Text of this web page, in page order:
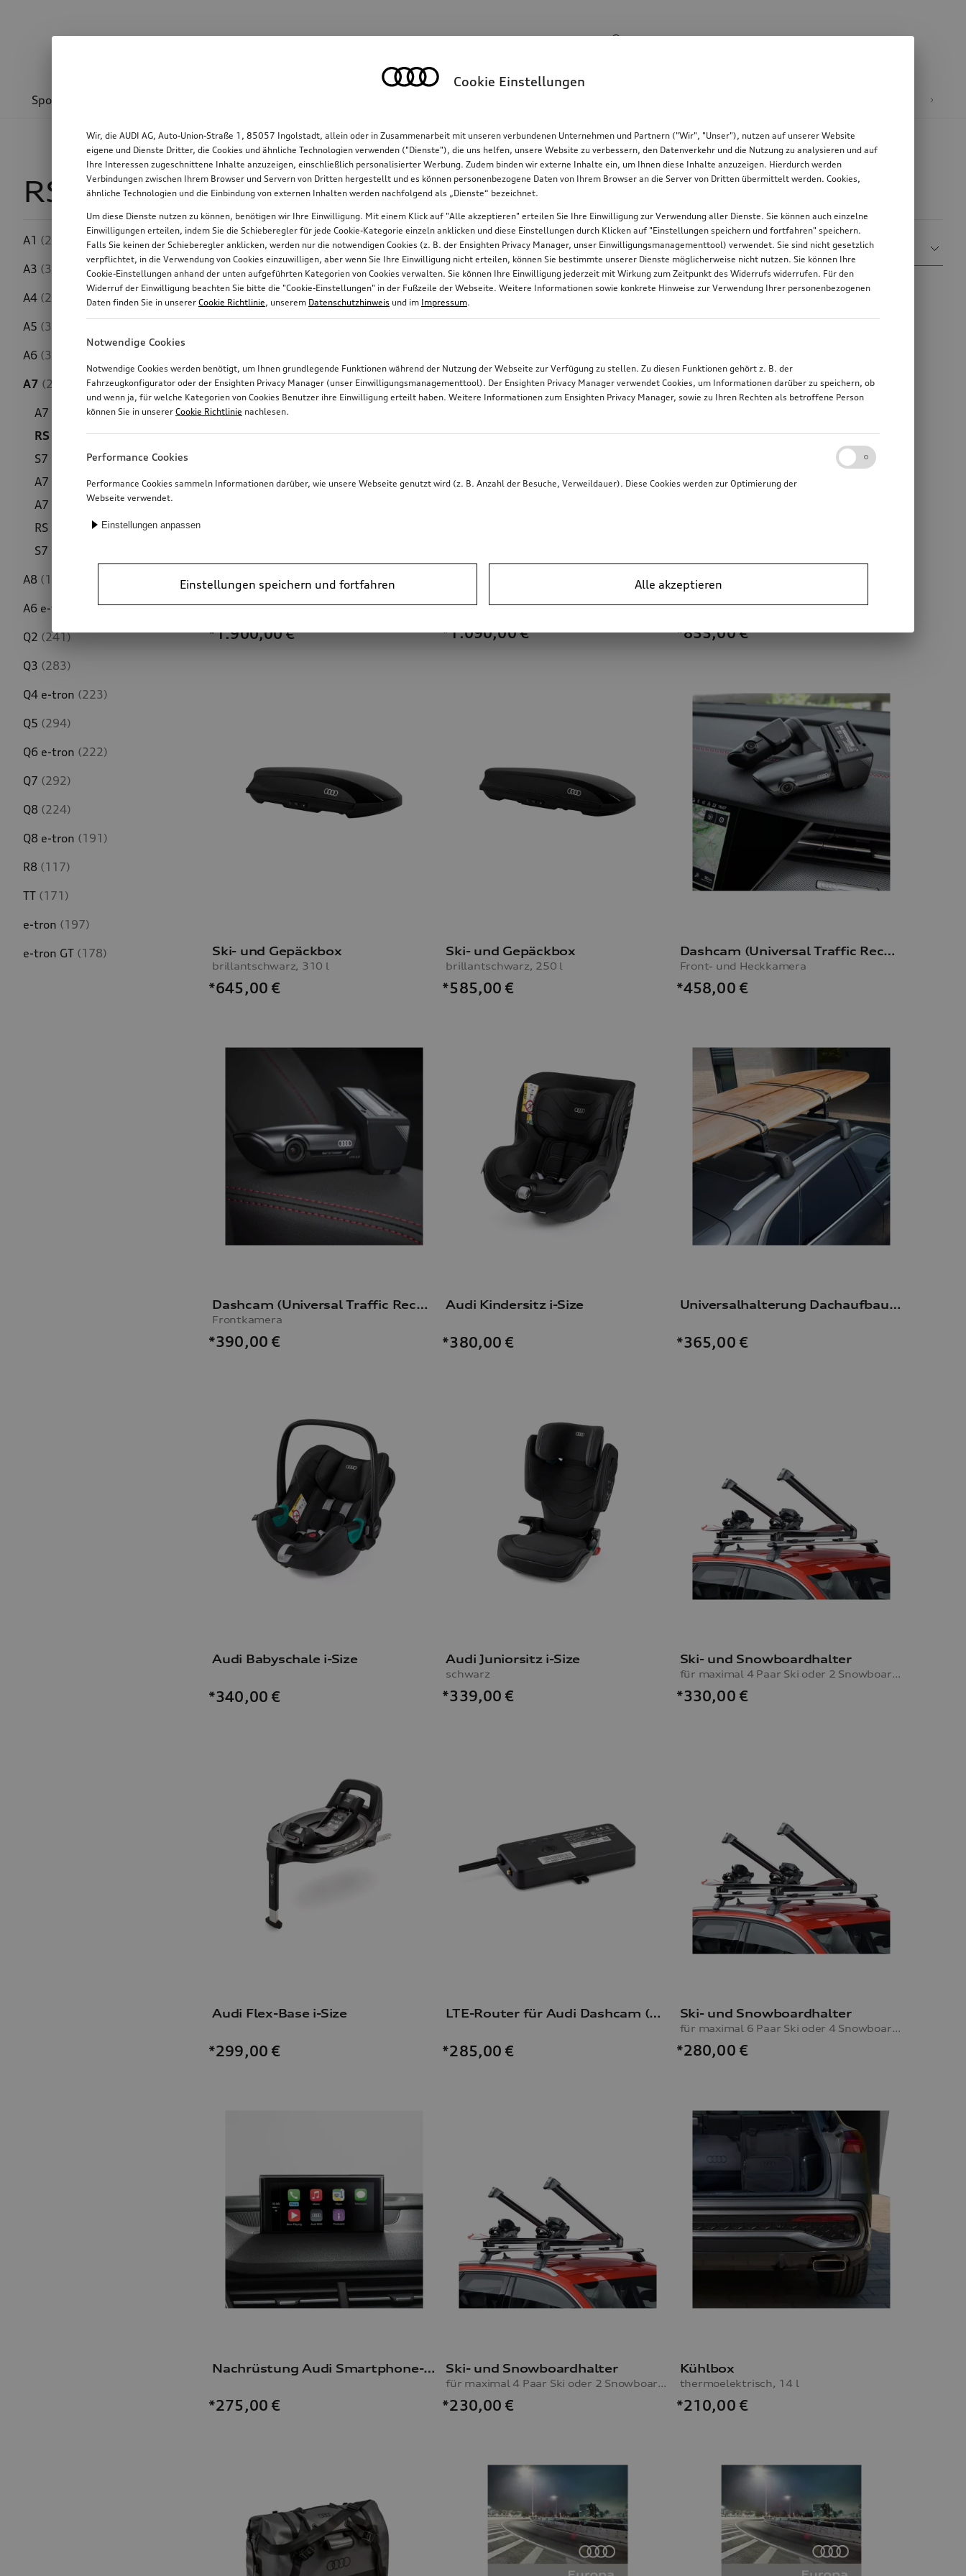
Suchinhalte
Sport & Design
RS 7 Sportback 141
A1 (232)
A3 (314)
A4 (267)
A5 (319)
A6 (311)
A7 (213)
A7 Sportback(153)
RS 7 Sportback(141)
S7 Sportback(151)
A7 Sportback(192)
A7 Sportback TFSI e(191)
RS 7 Sportback(170)
S7 Sportback
A8 (197)
A6 e-tron
(203)
Q2 (241)
Q3 (283)
Q4 e-tron (223)
Q5 (294)
Q6 e-tron (222)
Q7 (292)
Q8 (224)
Q8 e-tron (191)
R8 (117)
TT (171)
e-tron (197)
e-tron GT (178)
Preis
Sortieren nach
Relevanz
Dachkorb
*1.900,00€ *1.090,00€
Ski- und Gepäckbox
*855,00€
Ski- und Gepäckbox
brillantschwarz, 310 l
*645,00 €
Ski- und Gepäckbox
brillantschwarz, 250 l
*585,00 €
Dashcam (Universal Traffic Recorder 2.0)
Front- und Heckkamera
*458,00 €
Dashcam (Universal Traffic Recorder 2.0)
Frontkamera
*390,00 €
Audi Kindersitz i-Size
*380,00 €
Universalhalterung Dachaufbauten
*365,00 €
Audi Babyschale i-Size
*340,00 €
Audi Juniorsitz i-Size
schwarz
*339,00 €
Ski- und Snowboardhalter
für maximal 4 Paar Ski oder 2 Snowboards, mit Ausziehfunktion
*330,00 €
Audi Flex-Base i-Size
*299,00 €
LTE-Router für Audi Dashcam (Universal Traffic Recorder 2.0)
*285,00 €
Ski- und Snowboardhalter
für maximal 6 Paar Ski oder 4 Snowboards, ohne Ausziehfunktion
*280,00 €
Nachrüstung Audi Smartphone-Interface
*275,00 €
Ski- und Snowboardhalter
für maximal 4 Paar Ski oder 2 Snowboards, ohne Ausziehfunktion
*230,00 €
Kühlbox
thermoelektrisch, 14 l
*210,00 €
Cookie Einstellungen
Wir, die AUDI AG, Auto-Union-Straße 1, 85057 Ingolstadt, allein oder in Zusammenarbeit mit unseren verbundenen Unternehmen und Partnern ("Wir", "Unser"), nutzen auf unserer Website
eigene und Dienste Dritter, die Cookies und ähnliche Technologien verwenden ("Dienste"), die uns helfen, unsere Website zu verbessern, den Datenverkehr und die Nutzung zu analysieren und auf
Ihre Interessen zugeschnittene Inhalte anzuzeigen, einschließlich personalisierter Werbung. Zudem binden wir externe Inhalte ein, um Ihnen diese Inhalte anzuzeigen. Hierdurch werden
Verbindungen zwischen Ihrem Browser und Servern von Dritten hergestellt und es können personenbezogene Daten von Ihrem Browser an die Server von Dritten übermittelt werden. Cookies,
ähnliche Technologien und die Einbindung von externen Inhalten werden nachfolgend als „Dienste“ bezeichnet.
Um diese Dienste nutzen zu können, benötigen wir Ihre Einwilligung. Mit einem Klick auf "Alle akzeptieren" erteilen Sie Ihre Einwilligung zur Verwendung aller Dienste. Sie können auch einzelne
Einwilligungen erteilen, indem Sie die Schieberegler für jede Cookie-Kategorie einzeln anklicken und diese Einstellungen durch Klicken auf "Einstellungen speichern und fortfahren" speichern.
Falls Sie keinen der Schieberegler anklicken, werden nur die notwendigen Cookies (z. B. der Ensighten Privacy Manager, unser Einwilligungsmanagementtool) verwendet. Sie sind nicht gesetzlich
verpflichtet, in die Verwendung von Cookies einzuwilligen, aber wenn Sie Ihre Einwilligung nicht erteilen, können Sie bestimmte unserer Dienste möglicherweise nicht nutzen. Sie können Ihre
Cookie-Einstellungen anhand der unten aufgeführten Kategorien von Cookies verwalten. Sie können Ihre Einwilligung jederzeit mit Wirkung zum Zeitpunkt des Widerrufs widerrufen. Für den
Widerruf der Einwilligung beachten Sie bitte die "Cookie-Einstellungen" in der Fußzeile der Webseite. Weitere Informationen sowie konkrete Hinweise zur Verwendung Ihrer personenbezogenen
Daten finden Sie in unserer Cookie Richtlinie, unserem Datenschutzhinweis und im Impressum.
Notwendige Cookies
Notwendige Cookies werden benötigt, um Ihnen grundlegende Funktionen während der Nutzung der Webseite zur Verfügung zu stellen. Zu diesen Funktionen gehört z. B. der
Fahrzeugkonfigurator oder der Ensighten Privacy Manager (unser Einwilligungsmanagementtool). Der Ensighten Privacy Manager verwendet Cookies, um Informationen darüber zu speichern, ob
und wenn ja, für welche Kategorien von Cookies Benutzer ihre Einwilligung erteilt haben. Weitere Informationen zum Ensighten Privacy Manager, sowie zu Ihren Rechten als betroffene Person
können Sie in unserer Cookie Richtlinie nachlesen.
Performance Cookies
Performance Cookies sammeln Informationen darüber, wie unsere Webseite genutzt wird (z. B. Anzahl der Besuche, Verweildauer). Diese Cookies werden zur Optimierung der
Webseite verwendet.
Einstellungen anpassen
Alle akzeptieren
Einstellungen speichern und fortfahren